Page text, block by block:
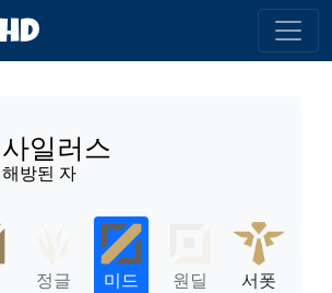
사일러스
해방된 자
정글 미드 원딜
서폿